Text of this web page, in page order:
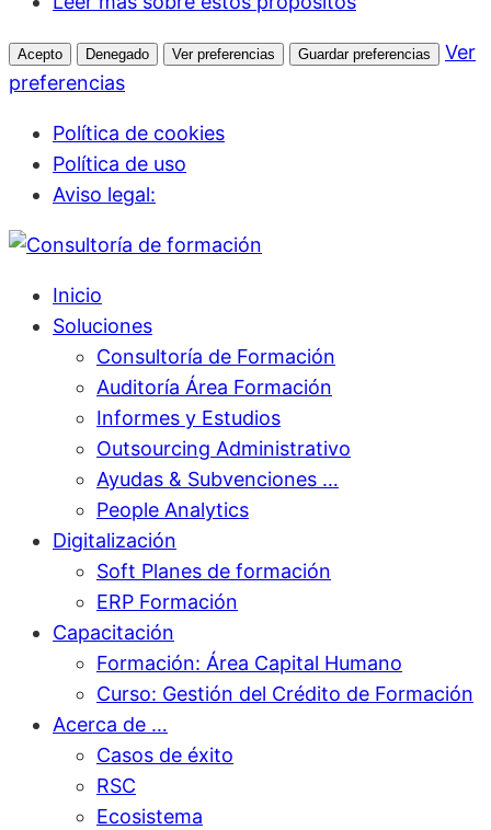
Acepto Denegado Ver preferencias Guardar preferencias
Ver
preferencias
Política de cookies
Política de uso
Aviso legal:
Inicio
Soluciones
Consultoría de Formación
Auditoría Área Formación
Informes y Estudios
Outsourcing Administrativo
Ayudas & Subvenciones …
People Analytics
Digitalización
Soft Planes de formación
ERP Formación
Capacitación
Formación: Área Capital Humano
Curso: Gestión del Crédito de Formación
Acerca de …
Casos de éxito
RSC
Ecosistema